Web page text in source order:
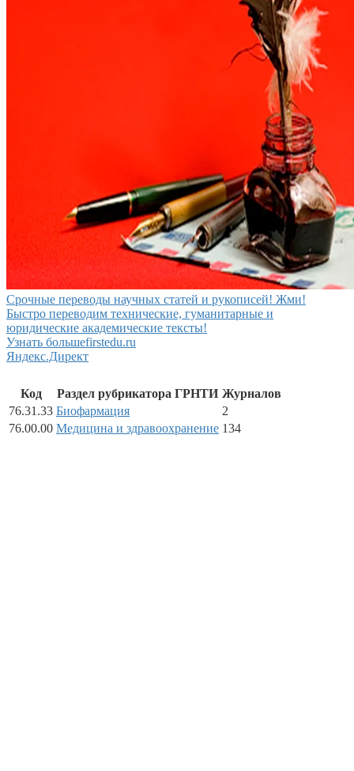
Срочные переводы научных статей и рукописей! Жми!
Быстро переводим технические, гуманитарные и
юридические академические тексты!
Узнать большеfirstedu.ru
Яндекс.Директ
Код Раздел рубрикатора ГРНТИ Журналов
76.31.33 Биофармация
2
76.00.00 Медицина и здравоохранение 134